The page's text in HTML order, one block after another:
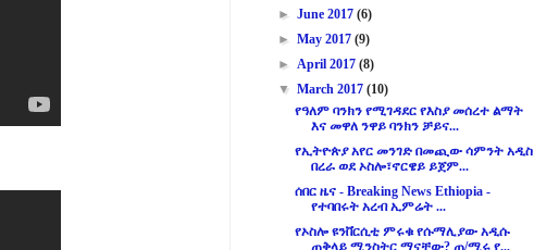
►June 2017(6)
►May 2017(9)
►April 2017(8)
▼March 2017(10)
የዓለም ባንክን የሚገዳደር የእስያ መሰረተ ልማት
እና መዋለ ንዋይ ባንክን ቻይና...
የኢትዮጵያ አየር መንገድ በመጪው ሳምንት አዲስ
በረራ ወደ ኦስሎ፣ኖርዌይ ይጀም...
ሰበር ዜና - Breaking News Ethiopia -
የተባበሩት አረብ ኢምሬት ...
የኦስሎ ዩንቨርሲቲ ምሩቁ የሱማሊያው አዲሱ